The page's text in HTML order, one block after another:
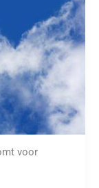
voor